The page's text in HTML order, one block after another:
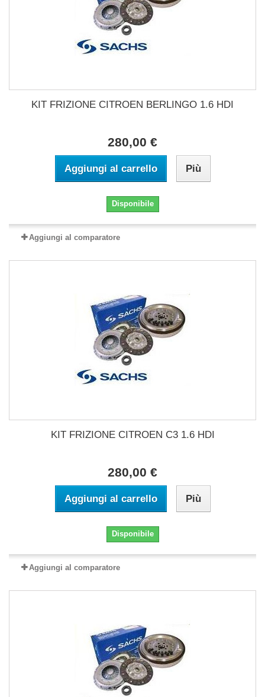
KIT FRIZIONE CITROEN BERLINGO 1.6 HDI
280,00 €
Aggiungi al carrello Più
Disponibile
Aggiungi al comparatore
KIT FRIZIONE CITROEN C3 1.6 HDI
280,00 €
Aggiungi al carrello Più
Disponibile
Aggiungi al comparatore